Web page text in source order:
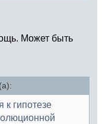
Может быть
к гипотезе